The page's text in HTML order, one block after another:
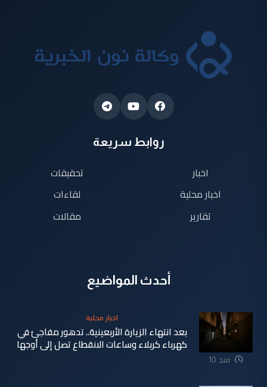
روابط سريعة
اخبار
اخبار محلية
تقارير
تحقيقات
لقاءات
مقالات
أحدث المواضيع
منذ 10
اخبار محلية
بعد انتهاء الزيارة الأربعينية.. تدهور مفاجئ في
كهرباء كربلاء وساعات الانقطاع تصل إلى أوجها